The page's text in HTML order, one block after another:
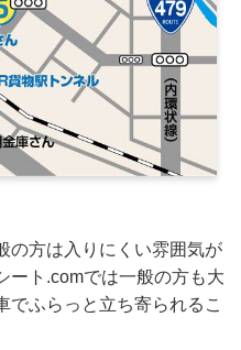
の方は入りにくい雰囲気が
ート.comでは一般の方も大
でふらっと立ち寄られるこ